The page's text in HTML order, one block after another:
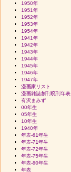
1950年
1951年
1952年
1953年
1954年
1941年
1942年
1943年
1944年
1945年
1946年
1947年
漫画家リスト
漫画雑誌創刊廃刊年表
有沢まみず
00年生
05年生
10年生
1940年
年表-61年生
年表-71年生
年表-72年生
年表-75年生
年表-80年生
年表